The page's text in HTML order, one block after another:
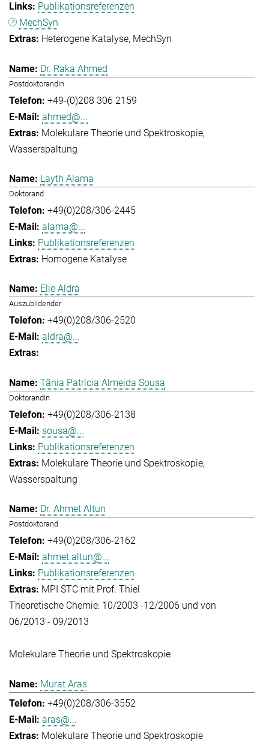
Publikationsreferenzen
MechSyn
Heterogene Katalyse MechSyn
Dr. Raka Ahmed
Postdoktorandin
+49-(0)208 306 2159
ahmed@...
Molekulare Theorie und Spektroskopie
Wasserspaltung
Layth Alama
Doktorand
+49(0)208/306-2445
alama@...
Publikationsreferenzen
Homogene Katalyse
Elie Aldra
Auszubildender
+49(0)208/306-2520
aldra@...
Tânia Patrícia Almeida Sousa
Doktorandin
+49(0)208/306-2138
sousa@...
Publikationsreferenzen
Molekulare Theorie und Spektroskopie
Wasserspaltung
Dr. Ahmet Altun
Postdoktorand
+49(0)208/306-2162
ahmet.altun@...
Publikationsreferenzen
MPI STC mit Prof. Thiel
Theoretische Chemie: 10/2003 -12/2006 und von
06/2013 - 09/2013
Molekulare Theorie und Spektroskopie
Murat Aras
+49(0)208/306-3552
aras@...
Molekulare Theorie und Spektroskopie